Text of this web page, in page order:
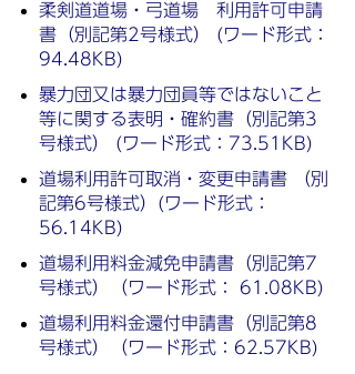
柔剣道道場・弓道場 利用許可申請
書（別記第2号様式） (ワード形式：
94.48KB)
暴力団又は暴力団員等ではないこと
等に関する表明・確約書（別記第3
号様式） (ワード形式：73.51KB)
道場利用許可取消・変更申請書 （別
記第6号様式）(ワード形式：
56.14KB)
道場利用料金減免申請書（別記第7
号様式）（ワード形式： 61.08KB)
道場利用料金還付申請書（別記第8
号様式）（ワード形式：62.57KB)